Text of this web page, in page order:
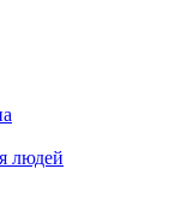
людей